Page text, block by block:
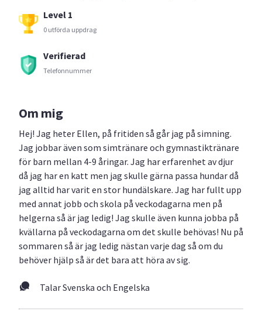
Level 1
0 utförda uppdrag
Verifierad
Telefonnummer
Om mig
Hej! Jag heter Ellen, på fritiden så går jag på simning.
Jag jobbar även som simtränare och gymnastiktränare
för barn mellan 4-9 åringar. Jag har erfarenhet av djur
då jag har en katt men jag skulle gärna passa hundar då
jag alltid har varit en stor hundälskare. Jag har fullt upp
med annat jobb och skola på veckodagarna men på
helgerna så är jag ledig! Jag skulle även kunna jobba på
kvällarna på veckodagarna om det skulle behövas! Nu på
sommaren så är jag ledig nästan varje dag så om du
behöver hjälp så är det bara att höra av sig.
Talar Svenska och Engelska